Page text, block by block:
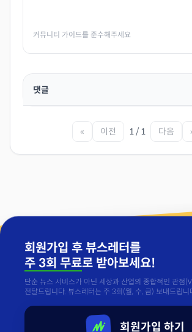
커뮤니티 가이드를 준수해주세요
댓글
« 이전 1 / 1 다음
회원가입 후 뷰스레터를
주 3회 무료로 받아보세요!
단순 뉴스 서비스가 아닌 세상과 산업의 종합적인 관점
전달드립니다. 뷰스레터는 주 3회(월, 수, 금) 보내드립니
회원가입 하기